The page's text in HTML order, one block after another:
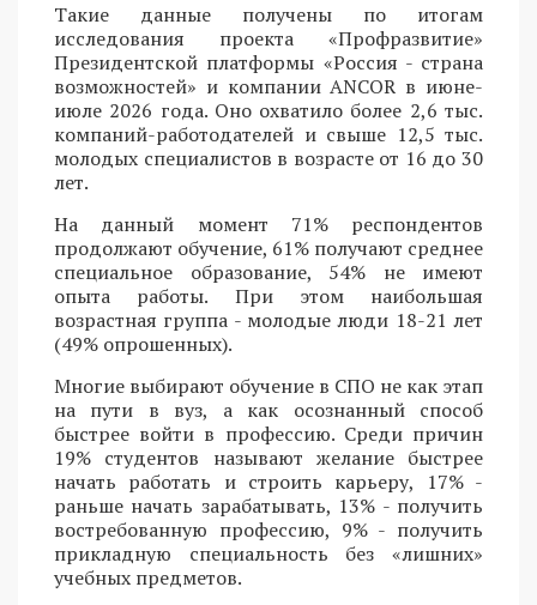
Такие данные получены по итогам
исследования проекта «Профразвитие»
Президентской платформы «Россия - страна
возможностей» и компании ANCOR в июне-
июле 2026 года. Оно охватило более 2,6 тыс.
компаний-работодателей и свыше 12,5 тыс.
молодых специалистов в возрасте от 16 до 30
лет.
На данный момент 71% респондентов
продолжают обучение, 61% получают среднее
специальное образование, 54% не имеют
опыта работы. При этом наибольшая
возрастная группа - молодые люди 18-21 лет
(49% опрошенных).
Многие выбирают обучение в СПО не как этап
на пути в вуз, а как осознанный способ
быстрее войти в профессию. Среди причин
19% студентов называют желание быстрее
начать работать и строить карьеру, 17% -
раньше начать зарабатывать, 13% - получить
востребованную профессию, 9% - получить
прикладную специальность без «лишних»
учебных предметов.